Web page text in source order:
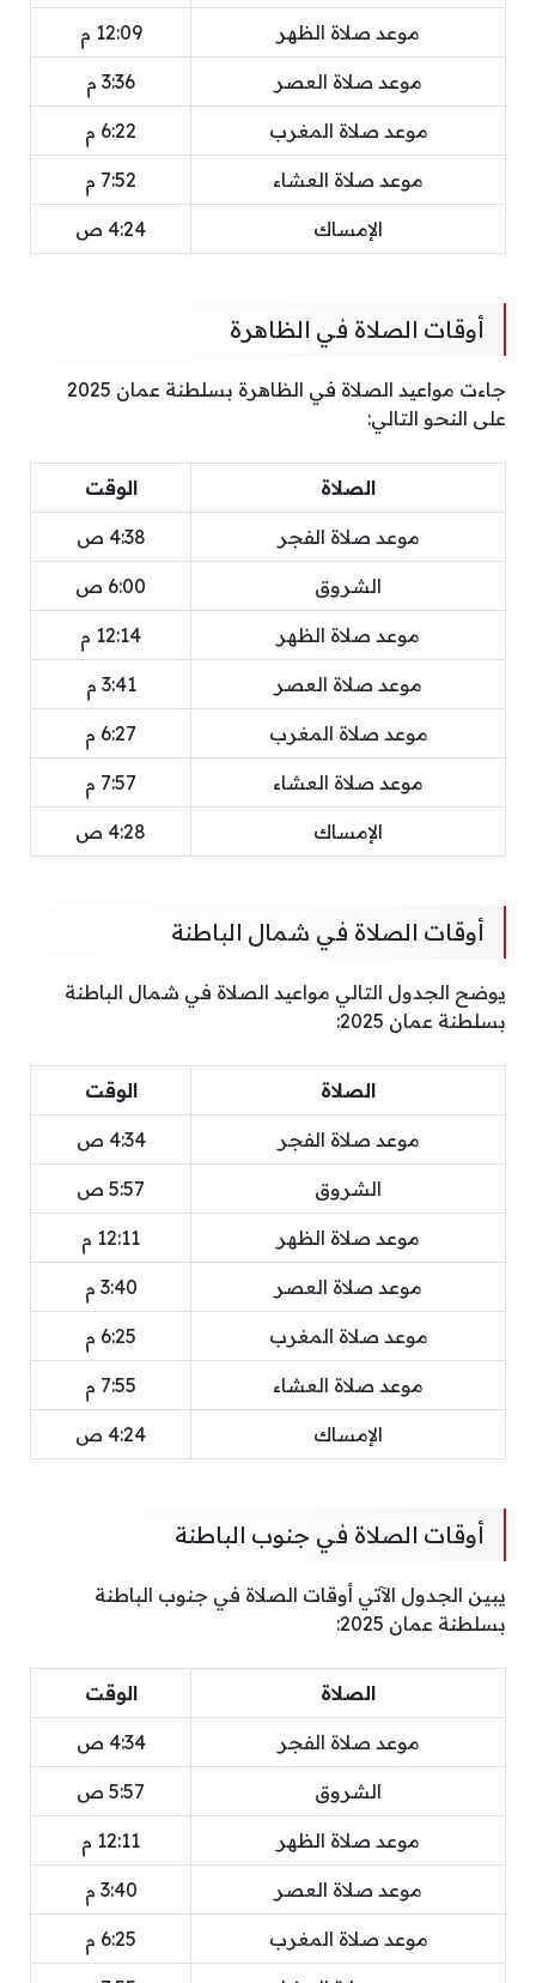
موعد صلاة الظهر 12:09 م
موعد صلاة العصر 3:36 م
موعد صلاة المغرب 6:22 م
موعد صلاة العشاء 7:52 م
الإمساك 4:24 ص
أوقات الصلاة في الظاهرة
جاءت مواعيد الصلاة في الظاهرة بسلطنة عمان 2025
على النحو التالي:
الصلاة الوقت
موعد صلاة الفجر 4:38 ص
الشروق 6:00 ص
موعد صلاة الظهر 12:14 م
موعد صلاة العصر 3:41 م
موعد صلاة المغرب 6:27 م
موعد صلاة العشاء 7:57 م
الإمساك 4:28 ص
أوقات الصلاة في شمال الباطنة
يوضح الجدول التالي مواعيد الصلاة في شمال الباطنة
بسلطنة عمان 2025:
الصلاة الوقت
موعد صلاة الفجر 4:34 ص
الشروق 5:57 ص
موعد صلاة الظهر 12:11 م
موعد صلاة العصر 3:40 م
موعد صلاة المغرب 6:25 م
موعد صلاة العشاء 7:55 م
الإمساك 4:24 ص
أوقات الصلاة في جنوب الباطنة
يبين الجدول الآتي أوقات الصلاة في جنوب الباطنة
بسلطنة عمان 2025:
الصلاة الوقت
موعد صلاة الفجر 4:34 ص
الشروق 5:57 ص
موعد صلاة الظهر 12:11 م
موعد صلاة العصر 3:40 م
موعد صلاة المغرب 6:25 م